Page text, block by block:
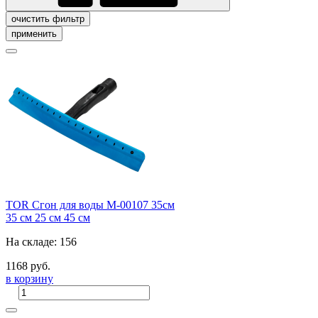
очистить фильтр
применить
TOR Сгон для воды M-00107 35см
35 см 25 см 45 см
На складе: 156
1168 руб.
в корзину